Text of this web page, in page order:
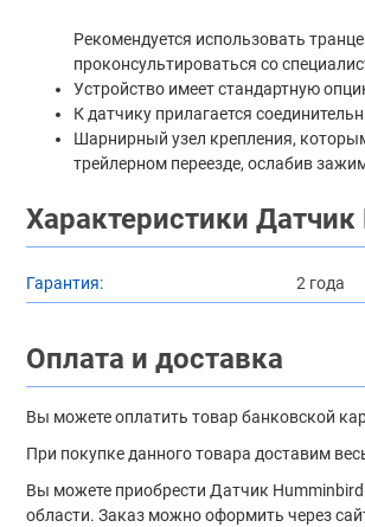
Рекомендуется использовать
проконсультироваться со
Устройство имеет стандартную
К датчику прилагается
Шарнирный узел крепления,
трейлерном переезде, ослабив
Характеристики
Гарантия: 2 года
Оплата и доставка
Вы можете оплатить товар банковской
При покупке данного товара доставим
Вы можете приобрести Датчик Humminbird
области. Заказ можно оформить через